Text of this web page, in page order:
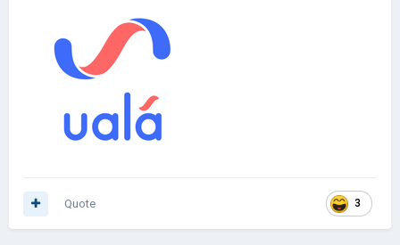
algunos mapas creados por unos usuarios, y, si el mapa de
"Ultimate Aoc2 Map" sale antes de esto, estará incluído).
- Scenarios (lo más probable esque sea por linea del tiempo)
- Texturas (sacaré de varios mods de texturas, algunos
crowns, bottoms, logos de diplomacia y de datos de los
países como la población, la economía, etc) pero siempre
- Civilizaciones: en este caso, las civilizaciones_editor pasarán
3
Quote